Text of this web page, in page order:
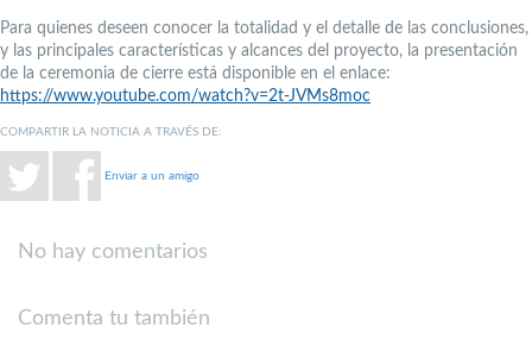
Para quienes deseen conocer la totalidad y el detalle de las conclusiones,
y las principales características y alcances del proyecto, la presentación
de la ceremonia de cierre está disponible en el enlace:
https://www.youtube.com/watch?v=2t-JVMs8moc
COMPARTIR LA NOTICIA A TRAVÉS DE:
Enviar a un amigo
No hay comentarios
Comenta tu también